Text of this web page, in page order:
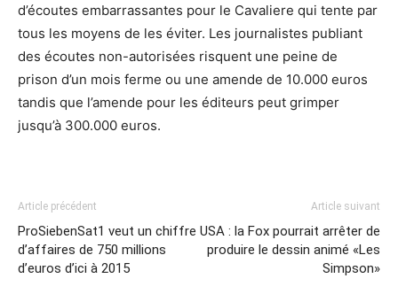
d’écoutes embarrassantes pour le Cavaliere qui tente par
tous les moyens de les éviter. Les journalistes publiant
des écoutes non-autorisées risquent une peine de
prison d’un mois ferme ou une amende de 10.000 euros
tandis que l’amende pour les éditeurs peut grimper
jusqu’à 300.000 euros.
Article précédent
ProSiebenSat1 veut un chiffre
d’affaires de 750 millions
d’euros d’ici à 2015
Article suivant
USA : la Fox pourrait arrêter de
produire le dessin animé «Les
Simpson»